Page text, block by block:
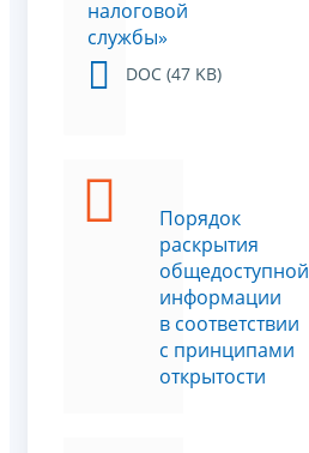
налоговой
службы»
DOC (47 KB)
Порядок
раскрытия
общедоступной
информации
в соответствии
с принципами
открытости